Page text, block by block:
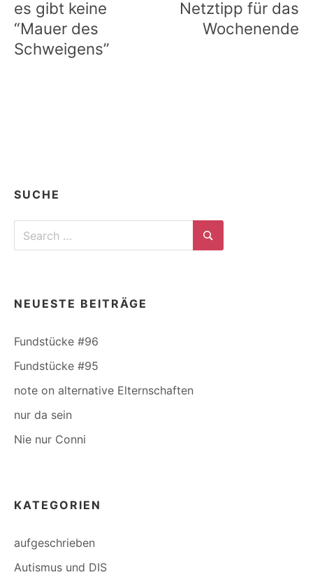
es gibt keine
“Mauer des
Schweigens”
Netztipp für das
Wochenende
SUCHE
Search
for:
Search
NEUESTE BEITRÄGE
Fundstücke #96
Fundstücke #95
note on alternative Elternschaften
nur da sein
Nie nur Conni
KATEGORIEN
aufgeschrieben
Autismus und DIS